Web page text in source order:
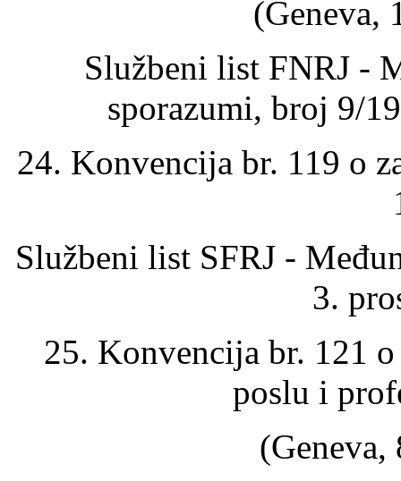
(Geneva,
Službeni list FNRJ -
sporazumi, broj 9/
24. Konvencija br. 119 o
Službeni list SFRJ -
3.
25. Konvencija br. 121 o
poslu i
(Geneva,